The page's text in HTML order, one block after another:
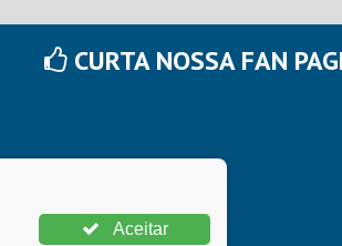
CURTA NOSSA FAN
Aceitar